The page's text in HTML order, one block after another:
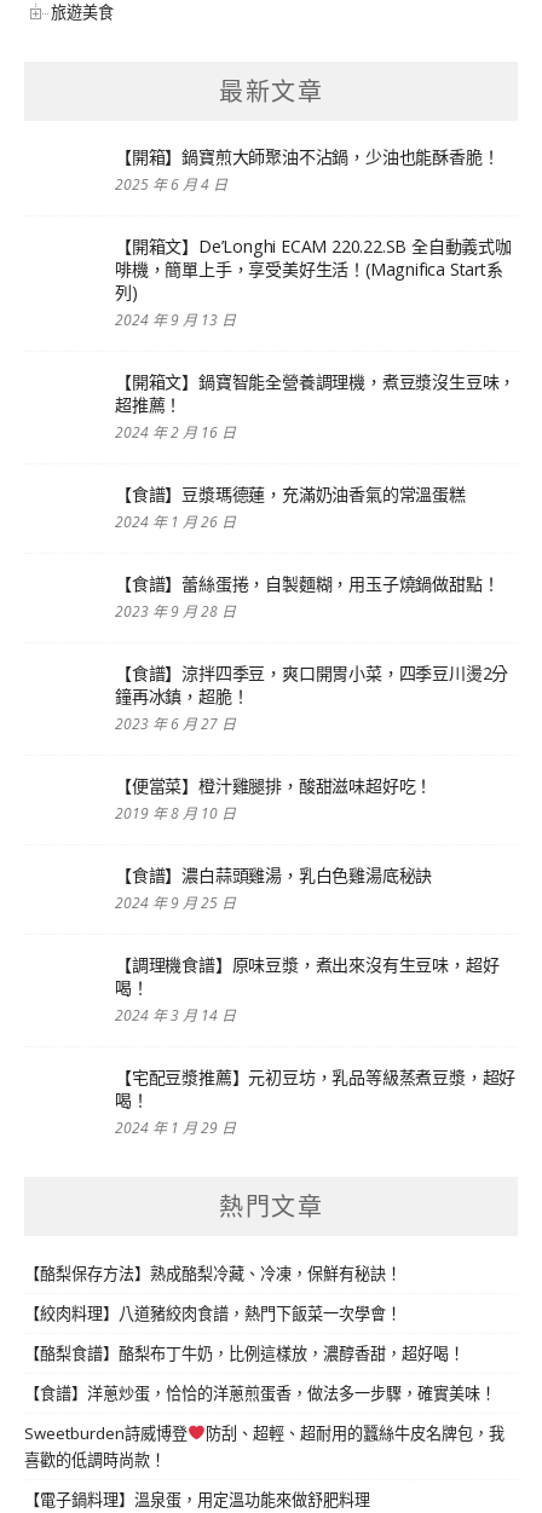
旅遊美食
最新文章
【開箱】鍋寶煎大師聚油不沾鍋，少油也能酥香脆！
2025 年 6 月 4 日
【開箱文】De’Longhi ECAM 220.22.SB 全自動義式咖
啡機，簡單上手，享受美好生活！(Magnifica Start系
列)
2024 年 9 月 13 日
【開箱文】鍋寶智能全營養調理機，煮豆漿沒生豆味，
超推薦！
2024 年 2 月 16 日
【食譜】豆漿瑪德蓮，充滿奶油香氣的常溫蛋糕
2024 年 1 月 26 日
【食譜】蕾絲蛋捲，自製麵糊，用玉子燒鍋做甜點！
2023 年 9 月 28 日
【食譜】涼拌四季豆，爽口開胃小菜，四季豆川燙2分
鐘再冰鎮，超脆！
2023 年 6 月 27 日
【便當菜】橙汁雞腿排，酸甜滋味超好吃！
2019 年 8 月 10 日
【食譜】濃白蒜頭雞湯，乳白色雞湯底秘訣
2024 年 9 月 25 日
【調理機食譜】原味豆漿，煮出來沒有生豆味，超好
喝！
2024 年 3 月 14 日
【宅配豆漿推薦】元初豆坊，乳品等級蒸煮豆漿，超好
喝！
2024 年 1 月 29 日
熱門文章
【酪梨保存方法】熟成酪梨冷藏、冷凍，保鮮有秘訣！
【絞肉料理】八道豬絞肉食譜，熱門下飯菜一次學會！
【酪梨食譜】酪梨布丁牛奶，比例這樣放，濃醇香甜，超好喝！
【食譜】洋蔥炒蛋，恰恰的洋蔥煎蛋香，做法多一步驟，確實美味！
Sweetburden詩威博登
防刮、超輕、超耐用的蠶絲牛皮名牌包，我
喜歡的低調時尚款！
【電子鍋料理】溫泉蛋，用定溫功能來做舒肥料理